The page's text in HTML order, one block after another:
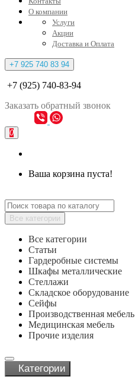
О компании
Услуги
Акции
Доставка и Оплата
+7 925 740 83 94
+7 (925) 740-83-94
Заказать обратный звонок
0
Ваша корзина пуста!
Все категории
Все категории
Статьи
Гардеробные системы
Шкафы металлические
Стеллажи
Складское оборудование
Сейфы
Производственная мебель
Медицинская мебель
Прочие изделия
Категории